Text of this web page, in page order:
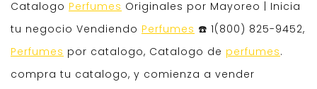
Catalogo Perfumes Originales por Mayoreo | Inicia
tu negocio Vendiendo Perfumes ☎️ 1(800) 825-9452,
Perfumes por catalogo, Catalogo de perfumes.
compra tu catalogo, y comienza a vender